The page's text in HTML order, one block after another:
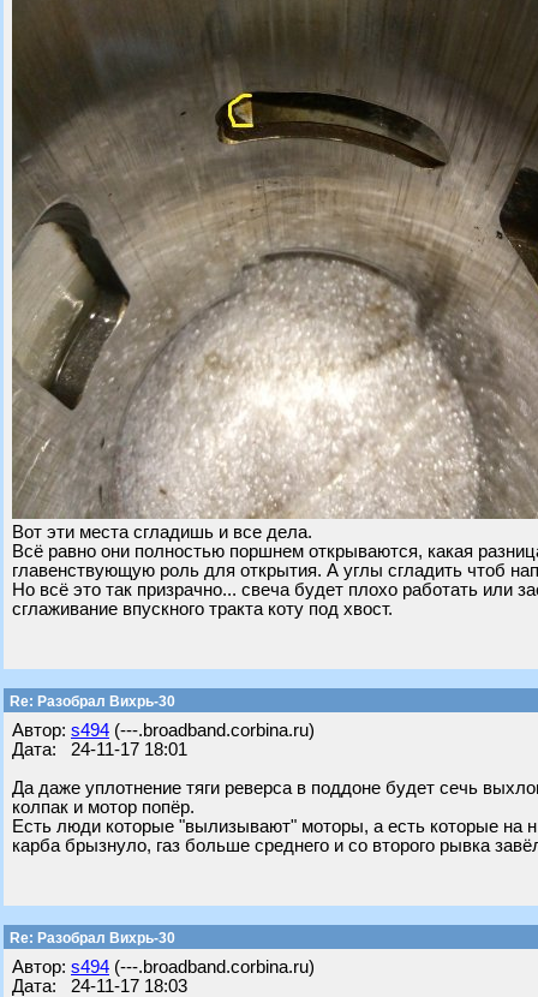
Вот эти места сгладишь и все дела.
Всё равно они полностью поршнем открываются, какая
главенствующую роль для открытия. А углы сгладить чтоб
Но всё это так призрачно... свеча будет плохо работать или
сглаживание впускного тракта коту под хвост.
Re: Разобрал Вихрь-30
Автор: s494 (---.broadband.corbina.ru)
Дата: 24-11-17 18:01
Да даже уплотнение тяги реверса в поддоне будет сечь
колпак и мотор попёр.
Есть люди которые "вылизывают" моторы, а есть которые на
карба брызнуло, газ больше среднего и со второго рывка
Re: Разобрал Вихрь-30
Автор: s494 (---.broadband.corbina.ru)
Дата: 24-11-17 18:03